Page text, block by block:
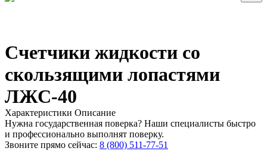
Счетчики жидкости со
скользящими лопастями
ЛЖС-40
Характеристики Описание
Нужна государственная поверка? Наши специалисты быстро
и профессионально выполнят поверку.
Звоните прямо сейчас: 8 (800) 511-77-51